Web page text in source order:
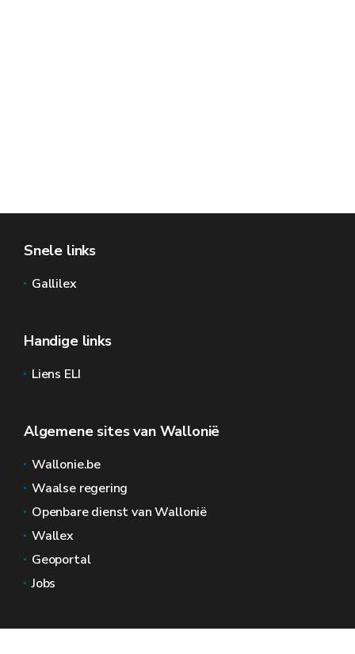
Snele links
Gallilex
Handige links
Liens ELI
Algemene sites van Wallonië
Wallonie.be
Waalse regering
Openbare dienst van Wallonië
Wallex
Geoportal
Jobs